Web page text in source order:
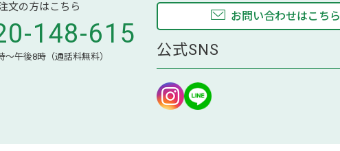
文の方はこちら
148-615
～午後8時（通話料無料）
お問い合わせはこちら
公式SNS